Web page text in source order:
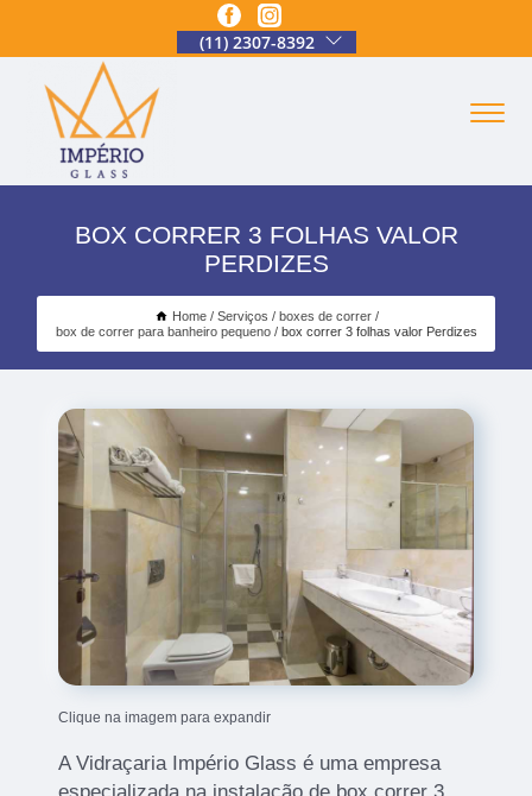
(11) 2307-8392
BOX CORRER 3 FOLHAS VALOR
PERDIZES
Home Serviços
boxes de correr
box de correr para banheiro pequeno
box correr 3 folhas valor Perdizes
Clique na imagem para expandir
A Vidraçaria Império Glass é uma empresa